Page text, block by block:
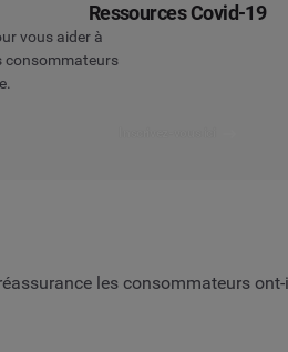
Ressources Covid-19
vous aider à
consommateurs
les consommateurs